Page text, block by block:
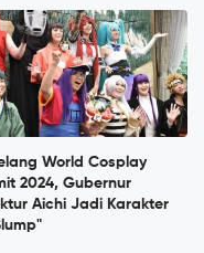
World Cosplay
2024, Gubernur
Aichi Jadi Karakter